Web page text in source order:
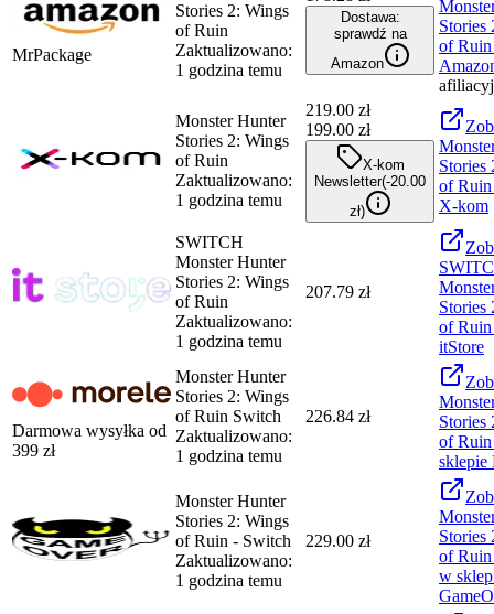
MrPackage
Stories 2: Wings
of Ruin
Zaktualizowano:
1 godzina temu
Dostawa:
sprawdź na
Amazon
Stories
of Ruin
Monster Hunter
Stories 2: Wings
of Ruin
Zaktualizowano:
1 godzina temu
219.00 zł
199.00 zł
X-kom
Newsletter(-20.00
zł)
Stories
of Ruin
X-kom
SWITCH
Monster Hunter
Stories 2: Wings
of Ruin
Zaktualizowano:
1 godzina temu
207.79 zł
Stories
of Ruin
itStore
Darmowa wysyłka od
399 zł
Monster Hunter
Stories 2: Wings
of Ruin Switch
Zaktualizowano:
1 godzina temu
226.84 zł
Stories
of
sklepie
Monster Hunter
Stories 2: Wings
of Ruin - Switch
Zaktualizowano:
1 godzina temu
229.00 zł
Stories
of
w